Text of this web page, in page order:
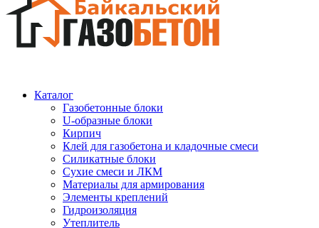
Каталог
Газобетонные блоки
U-образные блоки
Кирпич
Клей для газобетона и кладочные смеси
Силикатные блоки
Сухие смеси и ЛКМ
Материалы для армирования
Элементы креплений
Гидроизоляция
Утеплитель